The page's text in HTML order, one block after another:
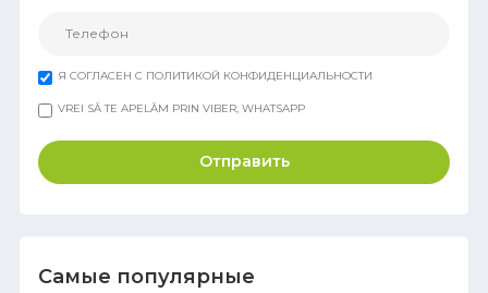
Я СОГЛАСЕН С ПОЛИТИКОЙ КОНФИДЕНЦИАЛЬНОСТИ
VREI SĂ TE APELĂM PRIN VIBER, WHATSAPP
Отправить
Самые популярные